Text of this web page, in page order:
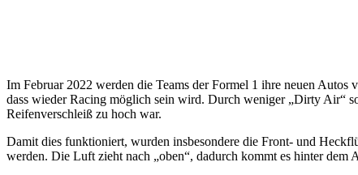
Im Februar 2022 werden die Teams der Formel 1 ihre neuen
dass wieder Racing möglich sein wird. Durch weniger „Dirty Air“
Reifenverschleiß zu hoch war.
Damit dies funktioniert, wurden insbesondere die Front- und
werden. Die Luft zieht nach „oben“, dadurch kommt es hinter